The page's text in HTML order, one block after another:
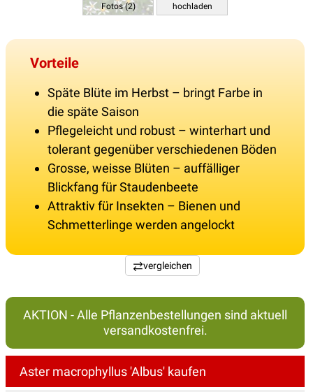
Fotos (2)
hochladen
Vorteile
Späte Blüte im Herbst – bringt Farbe in
die späte Saison
Pflegeleicht und robust – winterhart und
tolerant gegenüber verschiedenen Böden
Grosse, weisse Blüten – auffälliger
Blickfang für Staudenbeete
Attraktiv für Insekten – Bienen und
Schmetterlinge werden angelockt
vergleichen
AKTION - Alle Pflanzenbestellungen sind aktuell
versandkostenfrei.
Aster macrophyllus 'Albus' kaufen